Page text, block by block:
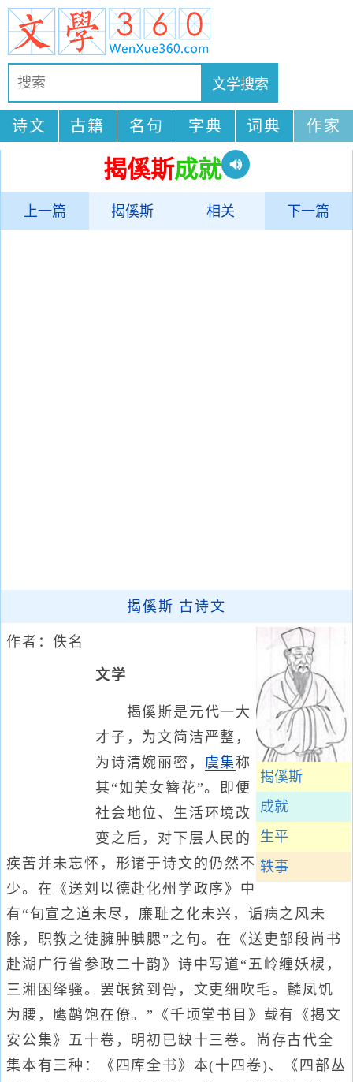
诗文 古籍 名句 字典 词典 作家
揭傒斯成就
上一篇 揭傒斯 相关 下一篇
揭傒斯 古诗文
揭傒斯
成就
生平
轶事
作者：佚名
文学
揭傒斯是元代一大
才子，为文简洁严整，
为诗清婉丽密， 虞集称
其“如美女簪花”。即便
社会地位、生活环境改
变之后，对下层人民的
疾苦并未忘怀，形诸于诗文的仍然不
少。在《送刘以德赴化州学政序》中
有“旬宣之道未尽，廉耻之化未兴，诟病之风未
除，职教之徒臃肿腆腮”之句。在《送吏部段尚书
赴湖广行省参政二十韵》诗中写道“五岭缠妖棂，
三湘困绎骚。罢氓贫到骨，文吏细吹毛。麟凤饥
为腰，鹰鹋饱在僚。”《千顷堂书目》载有《揭文
安公集》五十卷，明初已缺十三卷。尚存古代全
集本有三种：《四库全书》本(十四卷)、《四部丛